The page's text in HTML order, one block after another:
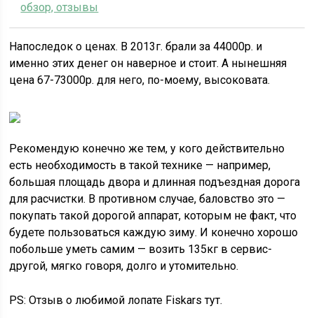
обзор, отзывы
Напоследок о ценах. В 2013г. брали за 44000р. и
именно этих денег он наверное и стоит. А нынешняя
цена 67-73000р. для него, по-моему, высоковата.
Рекомендую конечно же тем, у кого действительно
есть необходимость в такой технике — например,
большая площадь двора и длинная подъездная дорога
для расчистки. В противном случае, баловство это —
покупать такой дорогой аппарат, которым не факт, что
будете пользоваться каждую зиму. И конечно хорошо
побольше уметь самим — возить 135кг в сервис-
другой, мягко говоря, долго и утомительно.
PS: Отзыв о любимой лопате Fiskars тут.